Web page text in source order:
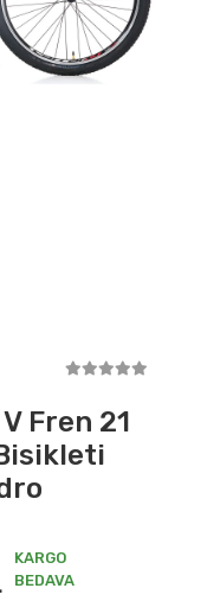
Fren 21
KARGO
BEDAVA